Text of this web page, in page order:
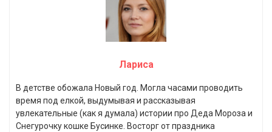
Лариса
В детстве обожала Новый год. Могла часами проводить
время под елкой, выдумывая и рассказывая
увлекательные (как я думала) истории про Деда Мороза и
Снегурочку кошке Бусинке. Восторг от праздника